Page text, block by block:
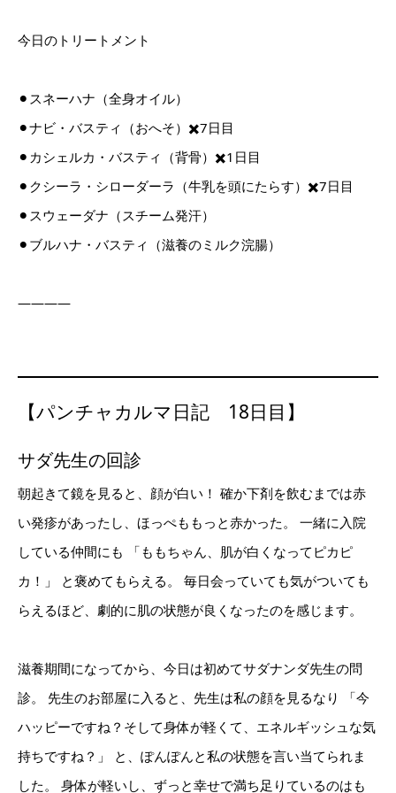
今日のトリートメント
⚫︎スネーハナ（全身オイル）
⚫︎ナビ・バスティ（おへそ）✖️7日目
⚫︎カシェルカ・バスティ（背骨）✖️1日目
⚫︎クシーラ・シローダーラ（牛乳を頭にたらす）✖️7日目
⚫︎スウェーダナ（スチーム発汗）
⚫︎ブルハナ・バスティ（滋養のミルク浣腸）
————
【パンチャカルマ日記 18日目】
サダ先生の回診
朝起きて鏡を見ると、顔が白い！ 確か下剤を飲むまでは赤
い発疹があったし、ほっぺももっと赤かった。 一緒に入院
している仲間にも 「ももちゃん、肌が白くなってピカピ
カ！」 と褒めてもらえる。 毎日会っていても気がついても
らえるほど、劇的に肌の状態が良くなったのを感じます。 ⁡
滋養期間になってから、今日は初めてサダナンダ先生の問
診。 先生のお部屋に入ると、先生は私の顔を見るなり 「今
ハッピーですね？そして身体が軽くて、エネルギッシュな気
持ちですね？」 と、ぽんぽんと私の状態を言い当てられま
した。 身体が軽いし、ずっと幸せで満ち足りているのはも